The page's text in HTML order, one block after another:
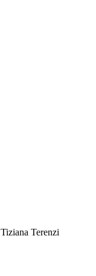
Tiziana Terenzi